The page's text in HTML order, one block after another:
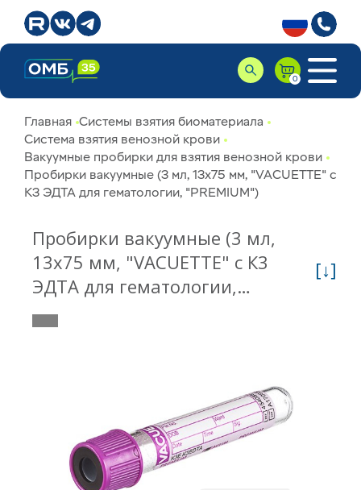
Главная Системы взятия биоматериала
Система взятия венозной крови
Вакуумные пробирки для взятия венозной крови
Пробирки вакуумные (3 мл, 13х75 мм, "VACUETTE" с
К3 ЭДТА для гематологии, "PREMIUM")
Пробирки вакуумные (3 мл,
13х75 мм, "VACUETTE" с К3
ЭДТА для гематологии,
"PREMIUM") 454086
[↓]